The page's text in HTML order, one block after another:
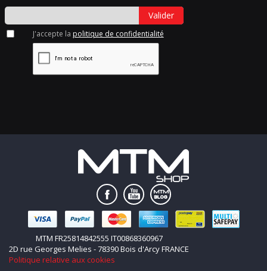
Valider
J'accepte la politique de confidentialité
MTM FR25814842555 IT00868360967
2D rue Georges Melies - 78390 Bois d'Arcy FRANCE
Politique relative aux cookies